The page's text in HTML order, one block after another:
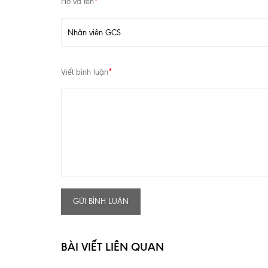
Viết bình luận*
GỬI BÌNH LUẬN
BÀI VIẾT LIÊN QUAN